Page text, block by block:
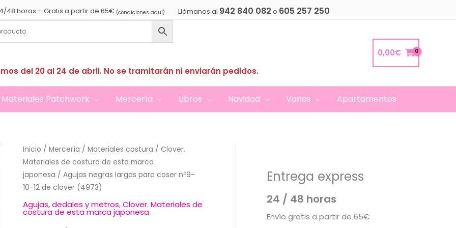
48 horas – Gratis a partir de 65€ (condiciones aquí) Llámanos al 942 840 082 o 605 257 250
del 20 al 24 de abril. No se tramitarán ni enviarán pedidos.
0,00€
Materiales Patchwork Mercería Libros Navidad Varios Apartamentos
Inicio / Mercería / Materiales costura / Clover.
Materiales de costura de esta marca
japonesa / Agujas negras largas para coser nº9-
10-12 de clover (4973)
Agujas, dedales y metros,Clover. Materiales de
costura de esta marca japonesa
Entrega express
24 / 48 horas
Envío gratis a partir de 65€